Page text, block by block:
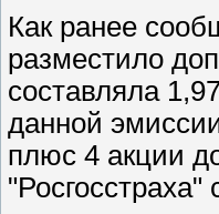
Как ранее
разместило
составляла
данной
плюс 4 акции